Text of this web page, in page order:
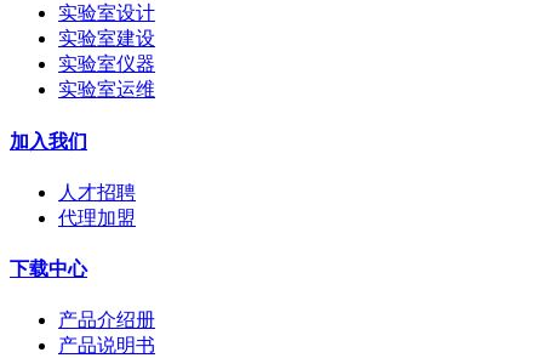
实验室设计
实验室建设
实验室仪器
实验室运维
加入我们
人才招聘
代理加盟
下载中心
产品介绍册
产品说明书